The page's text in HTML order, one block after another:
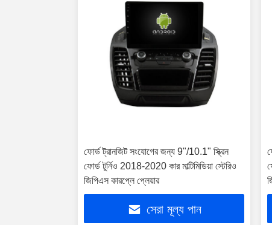
ফোর্ড ট্রানজিট সংযোগের জন্য 9"/10.1" স্ক্রিন
ফোর্ড টুর্নিও 2018-2020 কার মাল্টিমিডিয়া স্টেরিও
জিপিএস কারপ্লে প্লেয়ার
সেরা মূল্য পান